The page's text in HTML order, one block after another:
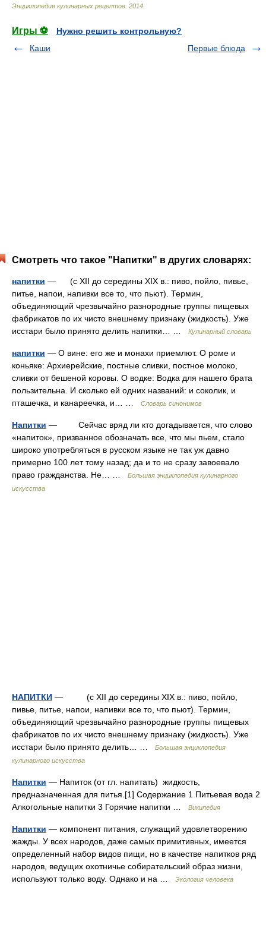
Энциклопедия кулинарных рецептов 2014
Игры ⚽
Нужно решить контрольную?
Каши
Первые блюда
Смотреть что такое "Напитки" в других словарях:
напитки — (с XII до середины XIX в.: пиво, пойло, пивье,
питье, напои, напивки все то, что пьют). Термин,
объединяющий чрезвычайно разнородные группы пищевых
фабрикатов по их чисто внешнему признаку (жидкость). Уже
исстари было принято делить напитки… …
Кулинарный словарь
напитки — О вине: его же и монахи приемлют. О роме и
коньяке: Архиерейские, постные сливки, постное молоко,
сливки от бешеной коровы. О водке: Водка для нашего брата
пользительна. И сколько ей одних названий: и соколик, и
пташечка, и канареечка, и… …
Словарь синонимов
Напитки — Сейчас вряд ли кто догадывается, что слово
«напиток», призванное обозначать все, что мы пьем, стало
широко употребляться в русском языке не так уж давно
примерно 100 лет тому назад; да и то не сразу завоевало
право гражданства. Не… …
Большая энциклопедия кулинарного
искусства
НАПИТКИ — (с XII до середины XIX в.: пиво, пойло,
пивье, питье, напои, напивки все то, что пьют). Термин,
объединяющий чрезвычайно разнородные группы пищевых
фабрикатов по их чисто внешнему признаку (жидкость). Уже
исстари было принято делить… …
Большая энциклопедия
кулинарного искусства
Напитки — Напиток (от гл. напитать) жидкость,
предназначенная для питья.[1] Содержание 1 Питьевая вода 2
Алкогольные напитки 3 Горячие напитки …
Википедия
Напитки — компонент питания, служащий удовлетворению
жажды. У всех народов, даже самых примитивных, имеется
определенный набор видов пищи, но в качестве напитков ряд
народов, ведущих охотничье собирательский образ жизни,
используют только воду. Однако и на …
Экология человека